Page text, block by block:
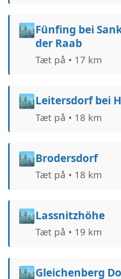
🏙️Fünfing bei
der Raab
Tæt på • 17 km
🏙️Leitersdorf bei
Tæt på • 18 km
🏙️Brodersdorf
Tæt på • 18 km
🏙️Lassnitzhöhe
Tæt på • 19 km
🏙️Gleichenberg